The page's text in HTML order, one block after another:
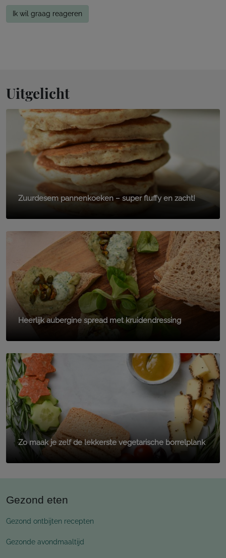
Ik wil graag reageren
Uitgelicht
Zuurdesem pannenkoeken – super fluffy en zacht!
Heerlijk aubergine spread met kruidendressing
Zo maak je zelf de lekkerste vegetarische borrelplank
Gezond eten
Gezond ontbijten recepten
Gezonde avondmaaltijd